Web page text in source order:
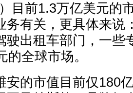
目前1.3万亿美元的
务有关，更具体来说
驶出租车部门，一些
全球市场。
安的市值目前仅180